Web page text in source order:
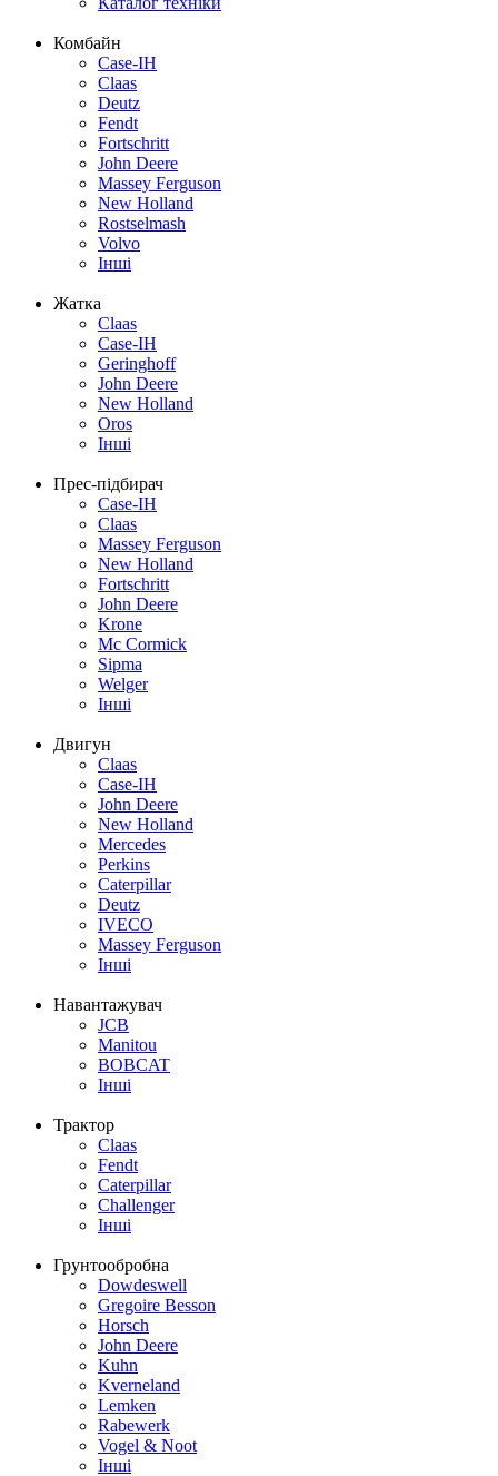
Комбайн
Case-IH
Claas
Deutz
Fendt
Fortschritt
John Deere
Massey Ferguson
New Holland
Rostselmash
Volvo
Інші
Жатка
Claas
Case-IH
Geringhoff
John Deere
New Holland
Oros
Інші
Прес-підбирач
Case-IH
Claas
Massey Ferguson
New Holland
Fortschritt
John Deere
Krone
Mc Cormick
Sipma
Welger
Інші
Двигун
Claas
Case-IH
John Deere
New Holland
Mercedes
Perkins
Caterpillar
Deutz
IVECO
Massey Ferguson
Інші
Навантажувач
JCB
Manitou
BOBCAT
Інші
Трактор
Claas
Fendt
Caterpillar
Challenger
Інші
Грунтообробна
Dowdeswell
Gregoire Besson
Horsch
John Deere
Kuhn
Kverneland
Lemken
Rabewerk
Vogel & Noot
Інші